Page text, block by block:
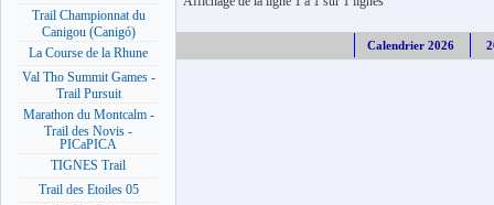
Trail Championnat du
Canigou (Canigó)
La Course de la Rhune
Val Tho Summit Games -
Trail Pursuit
Marathon du Montcalm -
Trail des Novis -
PICaPICA
TIGNES Trail
Trail des Etoiles 05
Calendrier 2026